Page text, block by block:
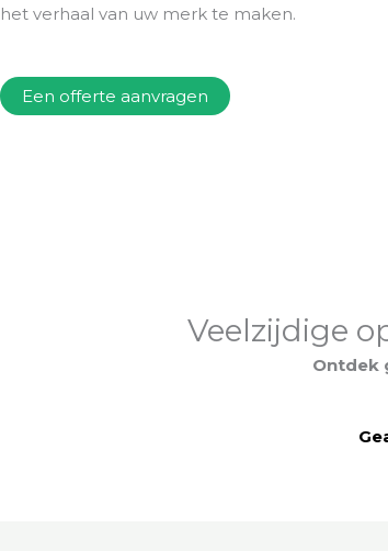
het verhaal van uw merk te maken.
Een offerte aanvragen
Veelzijdige
Ontdek